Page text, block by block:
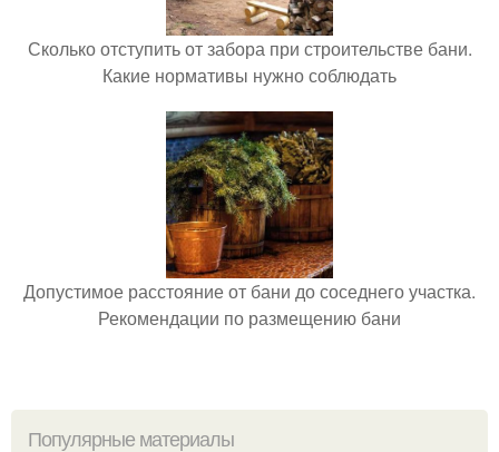
Сколько отступить от забора при строительстве бани.
Какие нормативы нужно соблюдать
Допустимое расстояние от бани до соседнего участка.
Рекомендации по размещению бани
Популярные материалы